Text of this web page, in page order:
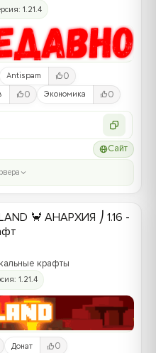
1.21.4
Antispam 0
0 Экономика 0
Сайт
🦀 АНАРХИЯ ⎠ 1.16 -
крафты
1.21.4
Донат 0